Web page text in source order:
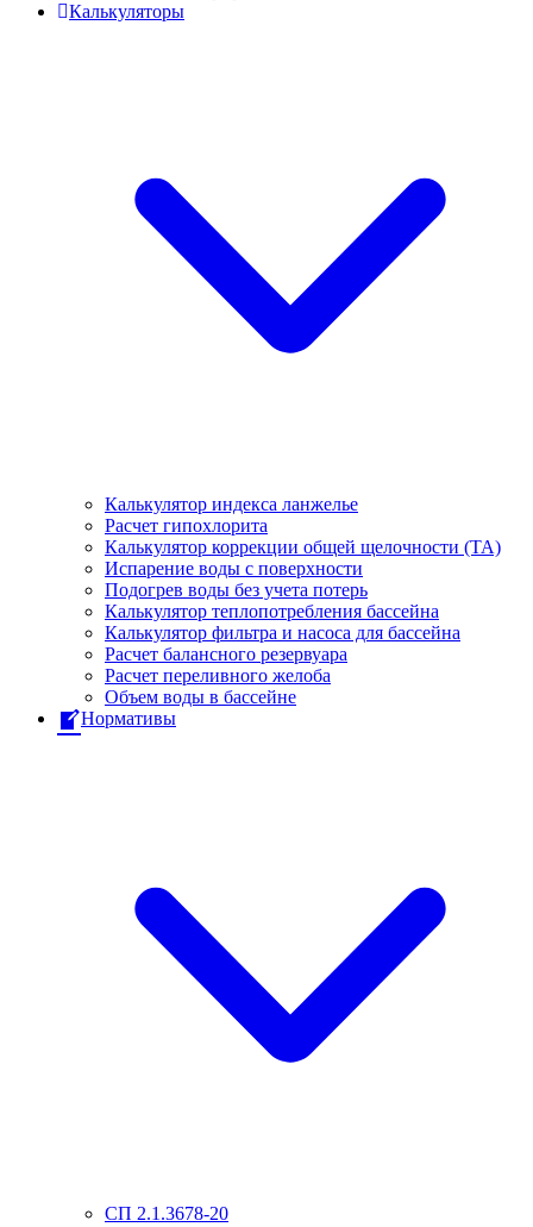
Калькуляторы
Калькулятор индекса ланжелье
Расчет гипохлорита
Калькулятор коррекции общей щелочности (TA)
Испарение воды с поверхности
Подогрев воды без учета потерь
Калькулятор теплопотребления бассейна
Калькулятор фильтра и насоса для бассейна
Расчет балансного резервуара
Расчет переливного желоба
Объем воды в бассейне
Нормативы
СП 2.1.3678-20